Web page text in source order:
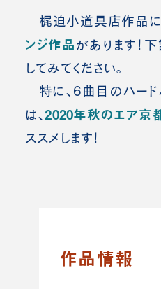
梶迫小道具店作品に
ンジ作品 があります！
してみてください。
特に、6曲目のハード
は、2020年秋のエア京
ススメします！
作品情報